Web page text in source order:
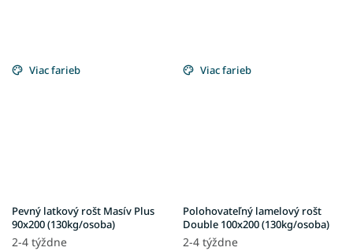
Viac farieb
Pevný latkový rošt Masív Plus
90x200 (130kg/osoba)
2-4 týždne
Viac farieb
Polohovateľný lamelový rošt
Double 100x200 (130kg/osoba)
2-4 týždne